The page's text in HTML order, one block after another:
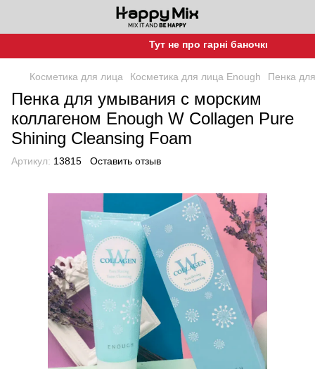
Тут не про гарні баночки, а про
Косметика для лица Косметика для лица Enough Пенка
Пенка для умывания с морским
коллагеном Enough W Collagen Pure
Shining Cleansing Foam
Артикул: 13815 Оставить отзыв